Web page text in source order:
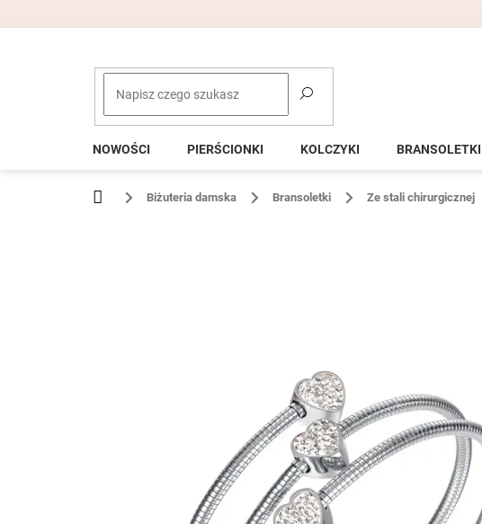
NOWOŚCI PIERŚCIONKI KOLCZYKI BRANSOLETKI
Home Biżuteria damska Bransoletki Ze stali chirurgicznej